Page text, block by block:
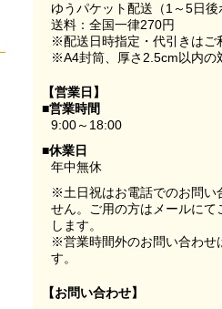
ゆうパケット配送（1～5日
送料：全国一律270円
※配送日時指定・代引きはご
※A4封筒、厚さ2.5cm以内の
【営業日】
■営業時間
9:00～18:00
■休業日
年中無休
※土日祝はお電話でのお問い
せん。ご用の方はメールに
します。
※営業時間外のお問い合わせ
す。
【お問い合わせ】